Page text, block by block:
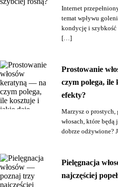
Internet
temat wpływu
kondycję i szybkość
[…]
Prostowanie
czym polega, ile
efekty?
Marzysz o prostych,
włosach, które
dobrze odżywione?
Pielęgnacja
najczęściej